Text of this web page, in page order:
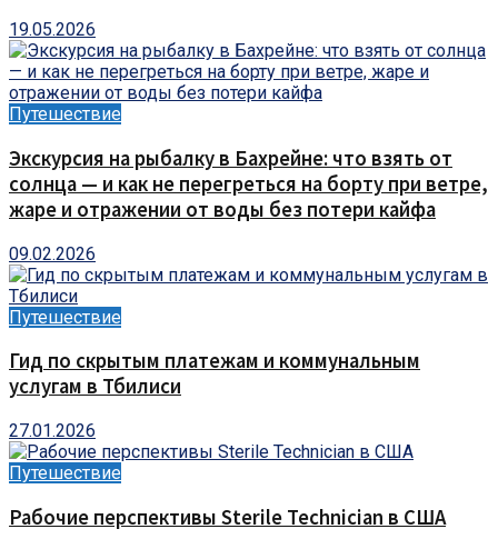
19.05.2026
Путешествие
Экскурсия на рыбалку в Бахрейне: что взять от
солнца — и как не перегреться на борту при ветре,
жаре и отражении от воды без потери кайфа
09.02.2026
Путешествие
Гид по скрытым платежам и коммунальным
услугам в Тбилиси
27.01.2026
Путешествие
Рабочие перспективы Sterile Technician в США